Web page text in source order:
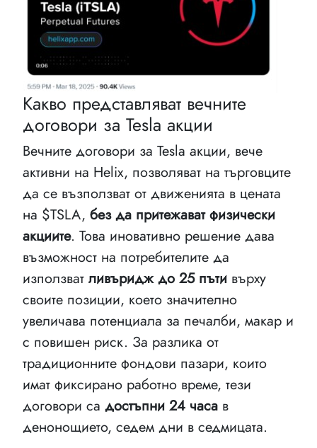
Какво представляват вечните
договори за Tesla акции
Вечните договори за Tesla акции, вече
активни на Helix, позволяват на търговците
да се възползват от движенията в цената
на $TSLA, без да притежават физически
акциите. Това иновативно решение дава
възможност на потребителите да
използват ливъридж до 25 пъти върху
своите позиции, което значително
увеличава потенциала за печалби, макар и
с повишен риск. За разлика от
традиционните фондови пазари, които
имат фиксирано работно време, тези
договори са достъпни 24 часа в
денонощието, седем дни в седмицата.